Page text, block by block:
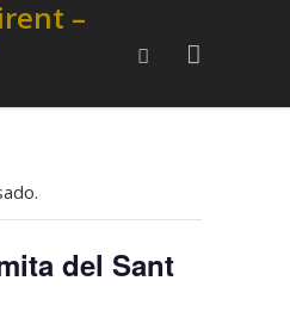
del Sant